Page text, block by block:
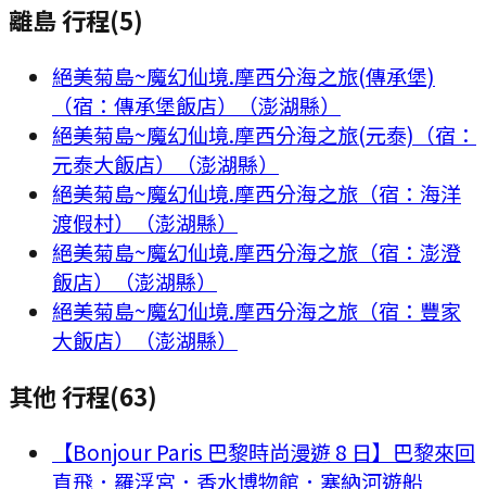
離島 行程(5)
絕美菊島~魔幻仙境.摩西分海之旅(傳承堡)
（宿：傳承堡飯店）（澎湖縣）
絕美菊島~魔幻仙境.摩西分海之旅(元泰)（宿：
元泰大飯店）（澎湖縣）
絕美菊島~魔幻仙境.摩西分海之旅（宿：海洋
渡假村）（澎湖縣）
絕美菊島~魔幻仙境.摩西分海之旅（宿：澎澄
飯店）（澎湖縣）
絕美菊島~魔幻仙境.摩西分海之旅（宿：豐家
大飯店）（澎湖縣）
其他 行程(63)
【Bonjour Paris 巴黎時尚漫遊 8 日】巴黎來回
直飛．羅浮宮．香水博物館．塞納河遊船